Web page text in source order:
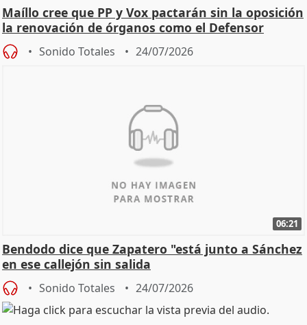
Maíllo cree que PP y Vox pactarán sin la oposición
la renovación de órganos como el Defensor
Sonido Totales 24/07/2026
06:21
Bendodo dice que Zapatero "está junto a Sánchez
en ese callejón sin salida
Sonido Totales 24/07/2026